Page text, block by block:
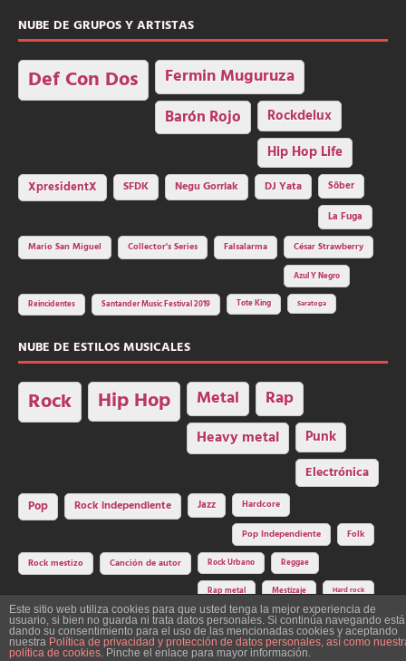
NUBE DE GRUPOS Y ARTISTAS
Def Con Dos Fermin Muguruza
Barón Rojo Rockdelux
Hip Hop Life
XpresidentX SFDK Negu Gorriak DJ Yata
Sôber
La Fuga
Mario San Miguel
Collector's Series Falsalarma César Strawberry
Azul Y Negro
Reincidentes Santander Music Festival 2019 Tote King Saratoga
NUBE DE ESTILOS MUSICALES
Rock Hip Hop Metal Rap
Heavy metal Punk
Electrónica
Pop Rock independiente Jazz Hardcore
Pop Independiente Folk
Rock mestizo Canción de autor Rock Urbano Reggae
Rap metal Mestizaje Hard rock
Construcción y diseño: La Factoría del Ritmo Art Studio. Edita: Asociación
Este sitio web utiliza cookies para que usted tenga la mejor experiencia de
usuario, si bien no guarda ni trata datos personales. Si continúa navegando está
dando su consentimiento para el uso de las mencionadas cookies y aceptando
nuestra Política de privacidad y protección de datos personales, así como
política de cookies. Pinche el enlace para mayor información.